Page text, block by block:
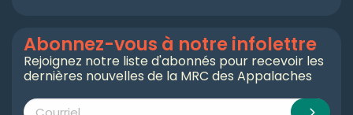
Abonnez-vous à notre infolettre
Rejoignez notre liste d'abonnés pour recevoir les
dernières nouvelles de la MRC des Appalaches